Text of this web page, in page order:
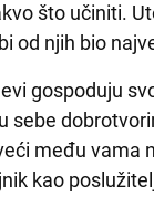
što učiniti.
od njih bio
gospoduju
sebe
među vama
kao